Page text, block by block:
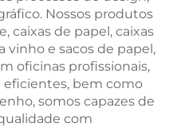
Nossos produtos
caixas de papel, caixas
vinho e sacos de papel,
oficinas profissionais,
eficientes, bem como
somos capazes de
com